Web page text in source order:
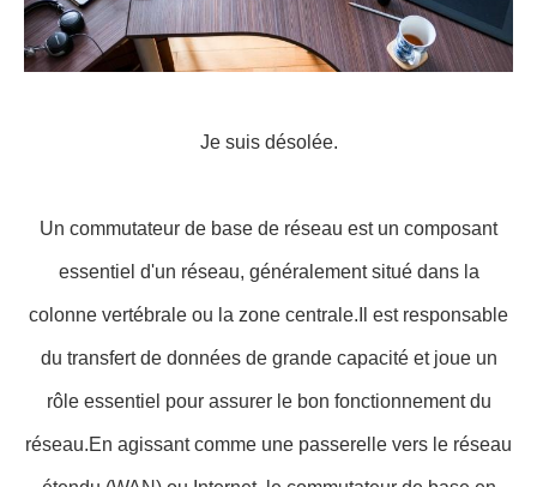
Je suis désolée.
Un commutateur de base de réseau est un composant
essentiel d'un réseau, généralement situé dans la
colonne vertébrale ou la zone centrale.Il est responsable
du transfert de données de grande capacité et joue un
rôle essentiel pour assurer le bon fonctionnement du
réseau.En agissant comme une passerelle vers le réseau